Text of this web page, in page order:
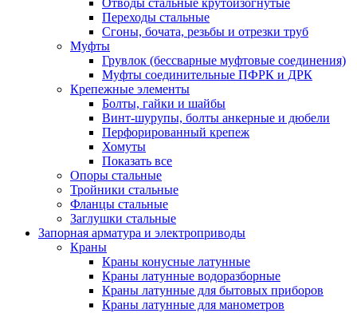
Отводы стальные крутоизогнутые
Переходы стальные
Сгоны, бочата, резьбы и отрезки труб
Муфты
Грувлок (бессварные муфтовые соединения)
Муфты соединительные ПФРК и ДРК
Крепежные элементы
Болты, гайки и шайбы
Винт-шурупы, болты анкерные и дюбели
Перфорированный крепеж
Хомуты
Показать все
Опоры стальные
Тройники стальные
Фланцы стальные
Заглушки стальные
Запорная арматура и электроприводы
Краны
Краны конусные латунные
Краны латунные водоразборные
Краны латунные для бытовых приборов
Краны латунные для манометров